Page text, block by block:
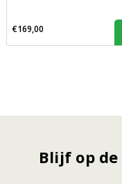
€169,00
Blijf op